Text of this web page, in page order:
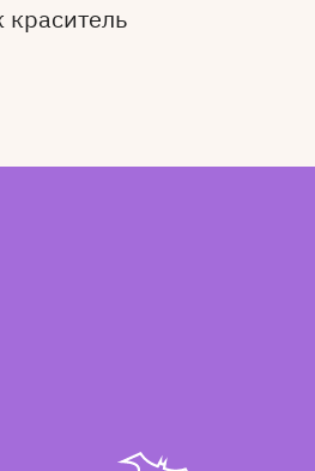
краситель